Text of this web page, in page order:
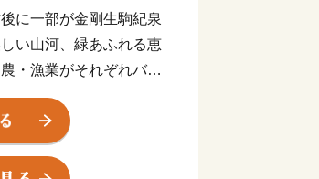
に一部が金剛生駒紀泉
い山河、緑あふれる恵
・漁業がそれぞれバラ
開港などに伴う人口の
っています。
界と日本を結ぶ玄関都
ざしてまちづくりに